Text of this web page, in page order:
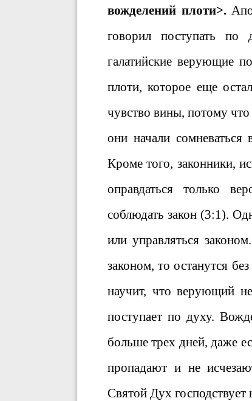
вожделений плоти>.
говорил поступать
галатийские верующие
плоти, которое еще
чувство вины, потому
они начали сомневаться
Кроме того, законники,
оправдаться только
соблюдать закон (3:1).
или управляться
законом, то останутся
научит, что верующий
поступает по духу.
больше трех дней, даже
пропадают и не
Святой Дух